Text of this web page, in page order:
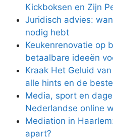
Kickboksen en Zijn
Juridisch advies:
nodig hebt
Keukenrenovatie op
betaalbare ideeën
Kraak Het Geluid
alle hints en de
Media, sport en
Nederlandse online
Mediation in
apart?